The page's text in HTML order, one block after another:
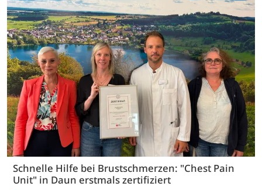
Schnelle Hilfe bei Brustschmerzen: "Chest Pain
Unit" in Daun erstmals zertifiziert